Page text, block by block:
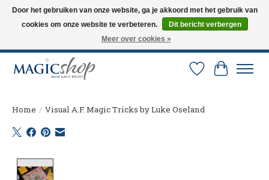
Altijd de nieuwste trucs op voorraad. Snelle verzending via PostNL en DHL.
Langskomen in onze winkel? Bel of mail om een afspraak te maken. 0251-
Verlanglijst
Home / Visual A.F. Magic Tricks by Luke Oseland
Door het gebruiken van onze website, ga je akkoord met het gebruik van
cookies om onze website te verbeteren.
Dit bericht verbergen
Meer over cookies »